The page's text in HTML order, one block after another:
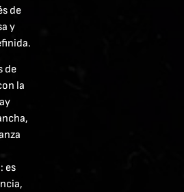
de
y
de
la
es